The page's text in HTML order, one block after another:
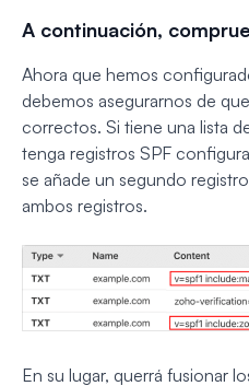
A continuación,
Ahora que hemos
debemos asegurarnos de
correctos. Si tiene una lista
tenga registros SPF
se añade un segundo
ambos registros.
En su lugar, querrá fusionar